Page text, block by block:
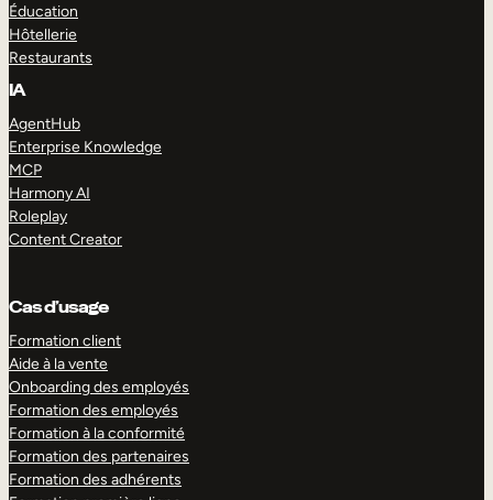
Éducation
Hôtellerie
Restaurants
IA
AgentHub
Enterprise Knowledge
MCP
Harmony AI
Roleplay
Content Creator
Cas d’usage
Formation client
Aide à la vente
Onboarding des employés
Formation des employés
Formation à la conformité
Formation des partenaires
Formation des adhérents